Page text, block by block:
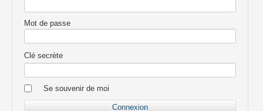
Mot de passe
Clé secrète
Se souvenir de moi